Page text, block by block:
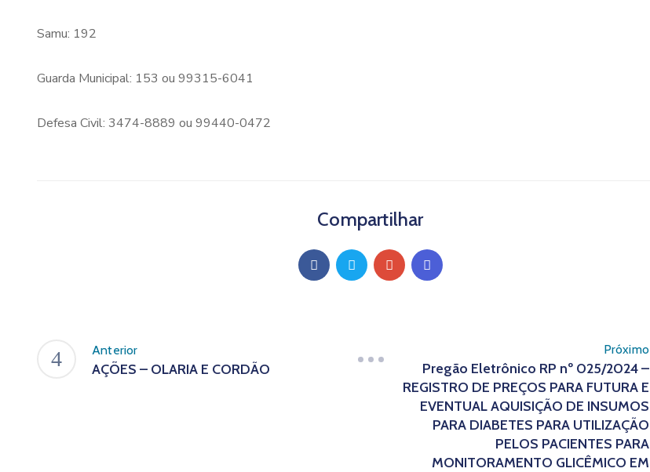
Samu: 192
Guarda Municipal: 153 ou 99315-6041
Defesa Civil: 3474-8889 ou 99440-0472
Compartilhar
Anterior
AÇÕES – OLARIA E CORDÃO
Próximo
Pregão Eletrônico RP nº 025/2024 –
REGISTRO DE PREÇOS PARA FUTURA E
EVENTUAL AQUISIÇÃO DE INSUMOS
PARA DIABETES PARA UTILIZAÇÃO
PELOS PACIENTES PARA
MONITORAMENTO GLICÊMICO EM